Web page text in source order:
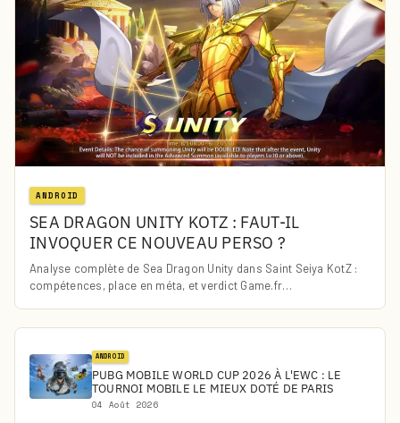
ANDROID
SEA DRAGON UNITY KOTZ : FAUT-IL
INVOQUER CE NOUVEAU PERSO ?
Analyse complète de Sea Dragon Unity dans Saint Seiya KotZ :
compétences, place en méta, et verdict Game.fr…
ANDROID
PUBG MOBILE WORLD CUP 2026 À L'EWC : LE
TOURNOI MOBILE LE MIEUX DOTÉ DE PARIS
04 Août 2026